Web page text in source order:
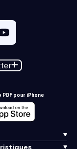
pour iPhone